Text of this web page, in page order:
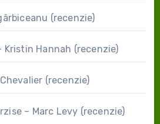
(recenzie)
Kristin Hannah (recenzie)
(recenzie)
– Marc Levy (recenzie)